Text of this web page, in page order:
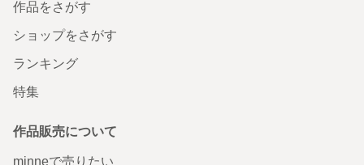
作品をさがす
ショップをさがす
ランキング
特集
作品販売について
minneで売りたい